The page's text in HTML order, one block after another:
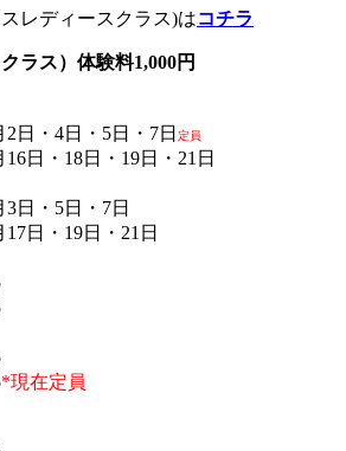
レディースクラス)はコチラ
クラス）体験料1,000円
日・4日・5日・7日 定員
・18日・19日・21日
日・5日・7日
・19日・21日
*現在定員